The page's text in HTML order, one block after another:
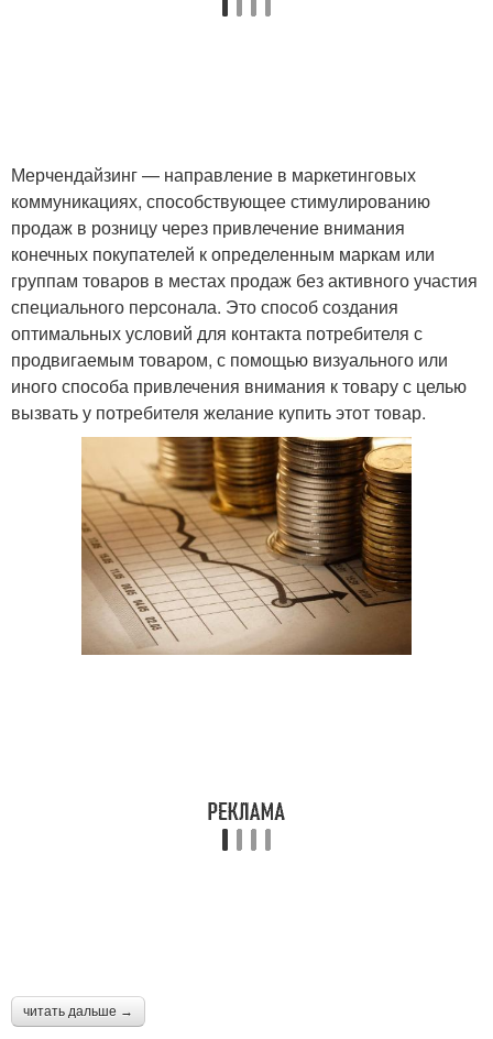
Мерчендайзинг — направление в маркетинговых
коммуникациях, способствующее стимулированию
продаж в розницу через привлечение внимания
конечных покупателей к определенным маркам или
группам товаров в местах продаж без активного участия
специального персонала. Это способ создания
оптимальных условий для контакта потребителя с
продвигаемым товаром, с помощью визуального или
иного способа привлечения внимания к товару с целью
вызвать у потребителя желание купить этот товар.
читать дальше →